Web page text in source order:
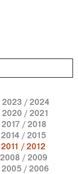
2023 / 2024
2020 / 2021
2017 / 2018
2014 / 2015
2011 / 2012
2008 / 2009
2005 / 2006